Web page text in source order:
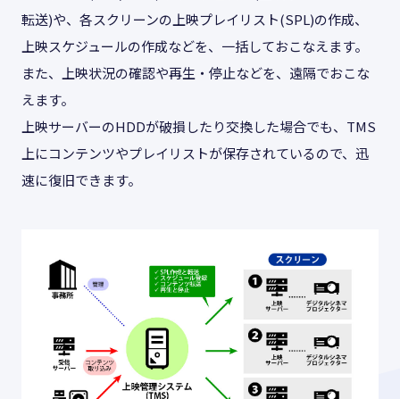
転送)や、各スクリーンの上映プレイリスト(SPL)の作成、
上映スケジュールの作成などを、一括しておこなえます。
また、上映状況の確認や再生・停止などを、遠隔でおこな
えます。
上映サーバーのHDDが破損したり交換した場合でも、TMS
上にコンテンツやプレイリストが保存されているので、迅
速に復旧できます。